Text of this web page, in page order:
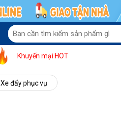
Khuyến mại HOT
Xe đẩy phục vụ